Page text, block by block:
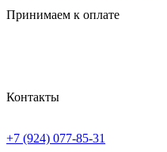
Принимаем к оплате
Контакты
+7 (924) 077-85-31